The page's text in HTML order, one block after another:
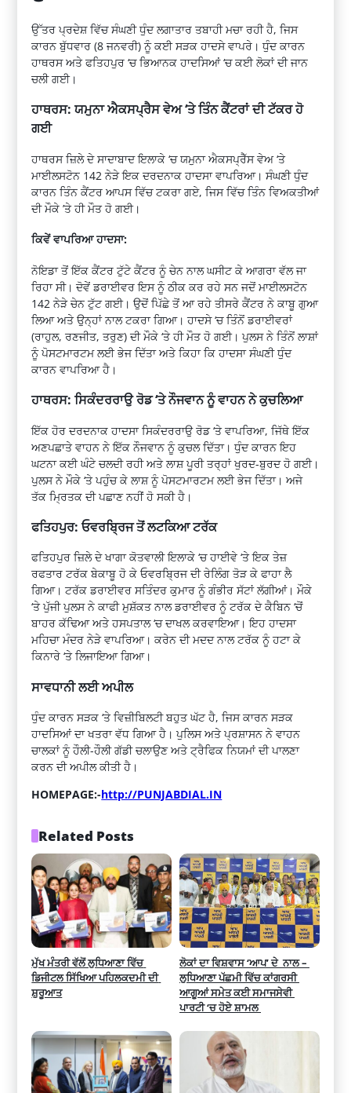
ਉੱਤਰ ਪ੍ਰਦੇਸ਼ ਵਿੱਚ ਸੰਘਣੀ ਧੁੰਦ ਲਗਾਤਾਰ ਤਬਾਹੀ ਮਚਾ ਰਹੀ ਹੈ, ਜਿਸ
ਕਾਰਨ ਬੁੱਧਵਾਰ (8 ਜਨਵਰੀ) ਨੂੰ ਕਈ ਸੜਕ ਹਾਦਸੇ ਵਾਪਰੇ। ਧੁੰਦ ਕਾਰਨ
ਹਾਥਰਸ ਅਤੇ ਫਤਿਹਪੁਰ ‘ਚ ਭਿਆਨਕ ਹਾਦਸਿਆਂ ‘ਚ ਕਈ ਲੋਕਾਂ ਦੀ ਜਾਨ
ਚਲੀ ਗਈ।
ਹਾਥਰਸ: ਯਮੁਨਾ ਐਕਸਪ੍ਰੈਸ ਵੇਅ ‘ਤੇ ਤਿੰਨ ਕੈਂਟਰਾਂ ਦੀ ਟੱਕਰ ਹੋ
ਗਈ
ਹਾਥਰਸ ਜ਼ਿਲੇ ਦੇ ਸਾਦਾਬਾਦ ਇਲਾਕੇ ‘ਚ ਯਮੁਨਾ ਐਕਸਪ੍ਰੈੱਸ ਵੇਅ ‘ਤੇ
ਮਾਈਲਸਟੋਨ 142 ਨੇੜੇ ਇਕ ਦਰਦਨਾਕ ਹਾਦਸਾ ਵਾਪਰਿਆ। ਸੰਘਣੀ ਧੁੰਦ
ਕਾਰਨ ਤਿੰਨ ਕੈਂਟਰ ਆਪਸ ਵਿੱਚ ਟਕਰਾ ਗਏ, ਜਿਸ ਵਿੱਚ ਤਿੰਨ ਵਿਅਕਤੀਆਂ
ਦੀ ਮੌਕੇ ’ਤੇ ਹੀ ਮੌਤ ਹੋ ਗਈ।
ਕਿਵੇਂ ਵਾਪਰਿਆ ਹਾਦਸਾ:
ਨੋਇਡਾ ਤੋਂ ਇੱਕ ਕੈਂਟਰ ਟੁੱਟੇ ਕੈਂਟਰ ਨੂੰ ਚੇਨ ਨਾਲ ਘਸੀਟ ਕੇ ਆਗਰਾ ਵੱਲ ਜਾ
ਰਿਹਾ ਸੀ। ਦੋਵੇਂ ਡਰਾਈਵਰ ਇਸ ਨੂੰ ਠੀਕ ਕਰ ਰਹੇ ਸਨ ਜਦੋਂ ਮਾਈਲਸਟੋਨ
142 ਨੇੜੇ ਚੇਨ ਟੁੱਟ ਗਈ। ਉਦੋਂ ਪਿੱਛੇ ਤੋਂ ਆ ਰਹੇ ਤੀਸਰੇ ਕੈਂਟਰ ਨੇ ਕਾਬੂ ਗੁਆ
ਲਿਆ ਅਤੇ ਉਨ੍ਹਾਂ ਨਾਲ ਟਕਰਾ ਗਿਆ। ਹਾਦਸੇ ‘ਚ ਤਿੰਨੋਂ ਡਰਾਈਵਰਾਂ
(ਰਾਹੁਲ, ਰਣਜੀਤ, ਤਰੁਣ) ਦੀ ਮੌਕੇ ‘ਤੇ ਹੀ ਮੌਤ ਹੋ ਗਈ। ਪੁਲਸ ਨੇ ਤਿੰਨੋਂ ਲਾਸ਼ਾਂ
ਨੂੰ ਪੋਸਟਮਾਰਟਮ ਲਈ ਭੇਜ ਦਿੱਤਾ ਅਤੇ ਕਿਹਾ ਕਿ ਹਾਦਸਾ ਸੰਘਣੀ ਧੁੰਦ
ਕਾਰਨ ਵਾਪਰਿਆ ਹੈ।
ਹਾਥਰਸ: ਸਿਕੰਦਰਰਾਉ ਰੋਡ ‘ਤੇ ਨੌਜਵਾਨ ਨੂੰ ਵਾਹਨ ਨੇ ਕੁਚਲਿਆ
ਇੱਕ ਹੋਰ ਦਰਦਨਾਕ ਹਾਦਸਾ ਸਿਕੰਦਰਰਾਉ ਰੋਡ ‘ਤੇ ਵਾਪਰਿਆ, ਜਿੱਥੇ ਇੱਕ
ਅਣਪਛਾਤੇ ਵਾਹਨ ਨੇ ਇੱਕ ਨੌਜਵਾਨ ਨੂੰ ਕੁਚਲ ਦਿੱਤਾ। ਧੁੰਦ ਕਾਰਨ ਇਹ
ਘਟਨਾ ਕਈ ਘੰਟੇ ਚਲਦੀ ਰਹੀ ਅਤੇ ਲਾਸ਼ ਪੂਰੀ ਤਰ੍ਹਾਂ ਖੁਰਦ-ਬੁਰਦ ਹੋ ਗਈ।
ਪੁਲਸ ਨੇ ਮੌਕੇ ‘ਤੇ ਪਹੁੰਚ ਕੇ ਲਾਸ਼ ਨੂੰ ਪੋਸਟਮਾਰਟਮ ਲਈ ਭੇਜ ਦਿੱਤਾ। ਅਜੇ
ਤੱਕ ਮ੍ਰਿਤਕ ਦੀ ਪਛਾਣ ਨਹੀਂ ਹੋ ਸਕੀ ਹੈ।
ਫਤਿਹਪੁਰ: ਓਵਰਬ੍ਰਿਜ ਤੋਂ ਲਟਕਿਆ ਟਰੱਕ
ਫਤਿਹਪੁਰ ਜ਼ਿਲੇ ਦੇ ਖਾਗਾ ਕੋਤਵਾਲੀ ਇਲਾਕੇ ‘ਚ ਹਾਈਵੇ ‘ਤੇ ਇਕ ਤੇਜ਼
ਰਫਤਾਰ ਟਰੱਕ ਬੇਕਾਬੂ ਹੋ ਕੇ ਓਵਰਬ੍ਰਿਜ ਦੀ ਰੇਲਿੰਗ ਤੋੜ ਕੇ ਫਾਹਾ ਲੈ
ਗਿਆ। ਟਰੱਕ ਡਰਾਈਵਰ ਸਤਿੰਦਰ ਕੁਮਾਰ ਨੂੰ ਗੰਭੀਰ ਸੱਟਾਂ ਲੱਗੀਆਂ। ਮੌਕੇ
‘ਤੇ ਪੁੱਜੀ ਪੁਲਸ ਨੇ ਕਾਫੀ ਮੁਸ਼ੱਕਤ ਨਾਲ ਡਰਾਈਵਰ ਨੂੰ ਟਰੱਕ ਦੇ ਕੈਬਿਨ ‘ਚੋਂ
ਬਾਹਰ ਕੱਢਿਆ ਅਤੇ ਹਸਪਤਾਲ ‘ਚ ਦਾਖਲ ਕਰਵਾਇਆ। ਇਹ ਹਾਦਸਾ
ਮਹਿਚਾ ਮੰਦਰ ਨੇੜੇ ਵਾਪਰਿਆ। ਕਰੇਨ ਦੀ ਮਦਦ ਨਾਲ ਟਰੱਕ ਨੂੰ ਹਟਾ ਕੇ
ਕਿਨਾਰੇ ‘ਤੇ ਲਿਜਾਇਆ ਗਿਆ।
ਸਾਵਧਾਨੀ ਲਈ ਅਪੀਲ
ਧੁੰਦ ਕਾਰਨ ਸੜਕ ‘ਤੇ ਵਿਜ਼ੀਬਿਲਟੀ ਬਹੁਤ ਘੱਟ ਹੈ, ਜਿਸ ਕਾਰਨ ਸੜਕ
ਹਾਦਸਿਆਂ ਦਾ ਖਤਰਾ ਵੱਧ ਗਿਆ ਹੈ। ਪੁਲਿਸ ਅਤੇ ਪ੍ਰਸ਼ਾਸਨ ਨੇ ਵਾਹਨ
ਚਾਲਕਾਂ ਨੂੰ ਹੌਲੀ-ਹੌਲੀ ਗੱਡੀ ਚਲਾਉਣ ਅਤੇ ਟ੍ਰੈਫਿਕ ਨਿਯਮਾਂ ਦੀ ਪਾਲਣਾ
ਕਰਨ ਦੀ ਅਪੀਲ ਕੀਤੀ ਹੈ।
HOMEPAGE:-http://PUNJABDIAL.IN
Related Posts
ਮੁੱਖ ਮੰਤਰੀ ਵੱਲੋਂ ਲੁਧਿਆਣਾ ਵਿੱਚ
ਡਿਜੀਟਲ ਸਿੱਖਿਆ ਪਹਿਲਕਦਮੀ ਦੀ
ਸ਼ੁਰੂਆਤ
ਲੋਕਾਂ ਦਾ ਵਿਸ਼ਵਾਸ ‘ਆਪ’ ਦੇ  ਨਾਲ –
ਲੁਧਿਆਣਾ ਪੱਛਮੀ ਵਿੱਚ ਕਾਂਗਰਸੀ
ਆਗੂਆਂ ਸਮੇਤ ਕਈ ਸਮਾਜਸੇਵੀ
ਪਾਰਟੀ ‘ਚ ਹੋਏ ਸ਼ਾਮਲ